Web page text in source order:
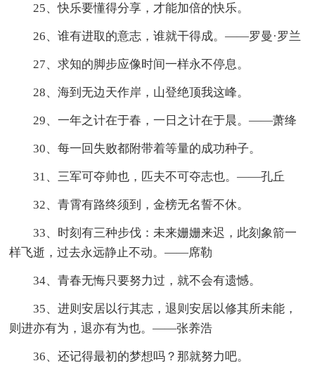
25、快乐要懂得分享，才能加倍的快乐。
26、谁有进取的意志，谁就干得成。——罗曼·罗兰
27、求知的脚步应像时间一样永不停息。
28、海到无边天作岸，山登绝顶我这峰。
29、一年之计在于春，一日之计在于晨。——萧绛
30、每一回失败都附带着等量的成功种子。
31、三军可夺帅也，匹夫不可夺志也。——孔丘
32、青霄有路终须到，金榜无名誓不休。
33、时刻有三种步伐：未来姗姗来迟，此刻象箭一
样飞逝，过去永远静止不动。——席勒
34、青春无悔只要努力过，就不会有遗憾。
35、进则安居以行其志，退则安居以修其所未能，
则进亦有为，退亦有为也。——张养浩
36、还记得最初的梦想吗？那就努力吧。